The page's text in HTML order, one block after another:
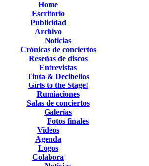
Home
Escritorio
Publicidad
Archivo
Noticias
Crónicas de conciertos
Reseñas de discos
Entrevistas
Tinta & Decibelios
Girls to the Stage!
Rumiaciones
Salas de conciertos
Galerías
Fotos finales
Videos
Agenda
Logos
Colabora